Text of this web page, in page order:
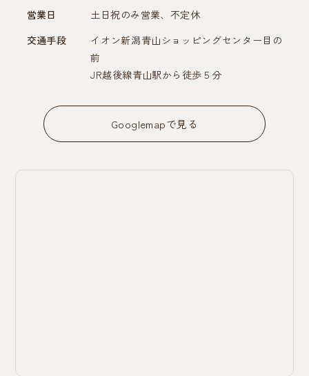
営業日
土日祝のみ営業、不定休
交通手段
イオン新潟青山ショッピングセンター目の
前
JR越後線青山駅から徒歩５分
Googlemapで見る